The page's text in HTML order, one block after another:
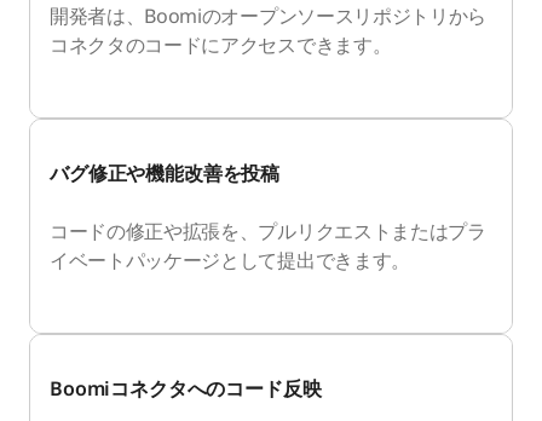
開発者は、Boomiのオープンソースリポジトリから
コネクタのコードにアクセスできます。
バグ修正や機能改善を投稿
コードの修正や拡張を、プルリクエストまたはプラ
イベートパッケージとして提出できます。
Boomiコネクタへのコード反映